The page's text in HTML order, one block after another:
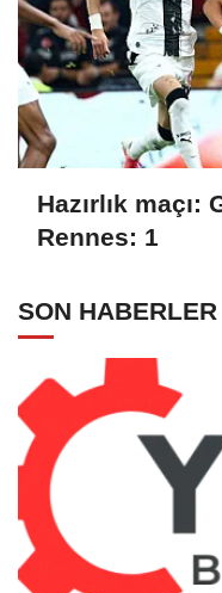
Hazırlık maçı:
Rennes: 1
SON HABERLER